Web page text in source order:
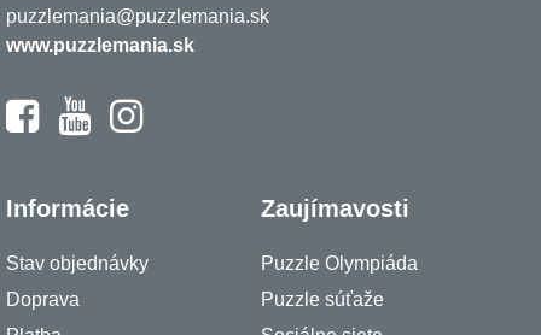
puzzlemania@puzzlemania.sk
www.puzzlemania.sk
Informácie
Stav objednávky
Doprava
Zaujímavosti
Puzzle Olympiáda
Puzzle súťaže